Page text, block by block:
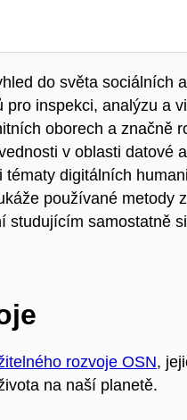
do světa sociálních
inspekci, analýzu a
oborech a značně
v oblasti datové
digitálních
používané metody
studujícím samostatně
rozvoje OSN,
na naší planetě.